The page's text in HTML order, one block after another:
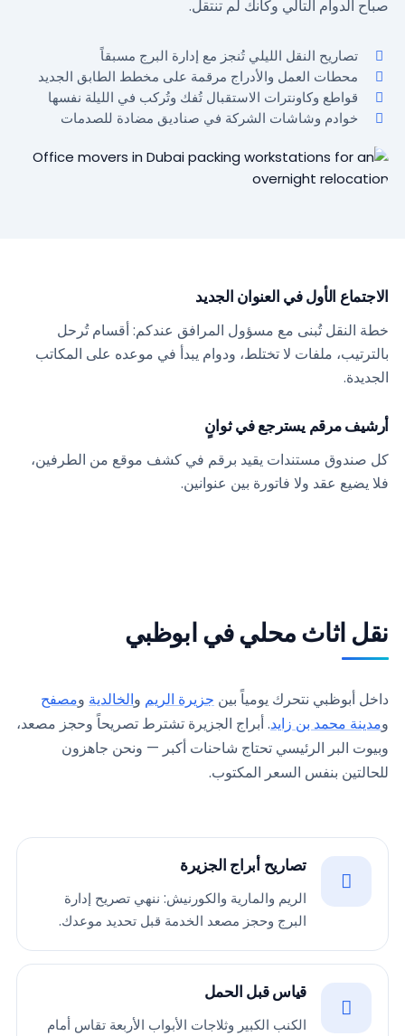
صباح الدوام التالي وكأنك لم تنتقل.
تصاريح النقل الليلي تُنجز مع إدارة البرج مسبقاً
محطات العمل والأدراج مرقمة على مخطط الطابق الجديد
قواطع وكاونترات الاستقبال تُفك وتُركب في الليلة نفسها
خوادم وشاشات الشركة في صناديق مضادة للصدمات
الاجتماع الأول في العنوان الجديد
خطة النقل تُبنى مع مسؤول المرافق عندكم: أقسام تُرحل
بالترتيب، ملفات لا تختلط، ودوام يبدأ في موعده على المكاتب
الجديدة.
أرشيف مرقم يسترجع في ثوانٍ
كل صندوق مستندات يقيد برقم في كشف موقع من الطرفين،
فلا يضيع عقد ولا فاتورة بين عنوانين.
نقل اثاث محلي في ابوظبي
داخل أبوظبي نتحرك يومياً بين جزيرة الريم والخالدية ومصفح
ومدينة محمد بن زايد. أبراج الجزيرة تشترط تصريحاً وحجز مصعد،
وبيوت البر الرئيسي تحتاج شاحنات أكبر — ونحن جاهزون
للحالتين بنفس السعر المكتوب.
تصاريح أبراج الجزيرة
الريم والمارية والكورنيش: ننهي تصريح إدارة
البرج وحجز مصعد الخدمة قبل تحديد موعدك.
قياس قبل الحمل
الكنب الكبير وثلاجات الأبواب الأربعة تقاس أمام